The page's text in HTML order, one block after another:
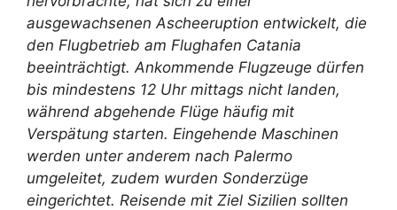
ausgewachsenen Ascheeruption entwickelt, die
den Flugbetrieb am Flughafen Catania
beeinträchtigt. Ankommende Flugzeuge dürfen
bis mindestens 12 Uhr mittags nicht landen,
während abgehende Flüge häufig mit
Verspätung starten. Eingehende Maschinen
werden unter anderem nach Palermo
umgeleitet, zudem wurden Sonderzüge
eingerichtet. Reisende mit Ziel Sizilien sollten